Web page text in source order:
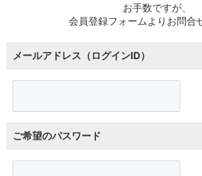
お手数ですが、
会員登録フォームよりお問合
メールアドレス（ログインID）
ご希望のパスワード